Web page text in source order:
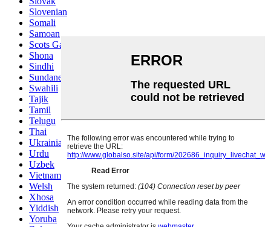
Slovenian
Somali
Samoan
Scots Gaelic
Shona
Sindhi
Sundanese
Swahili
Tajik
Tamil
Telugu
Thai
Ukrainian
Urdu
Uzbek
Vietnamese
Welsh
Xhosa
Yiddish
Yoruba